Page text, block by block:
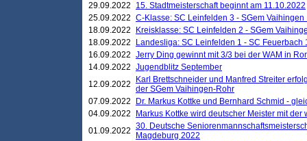
29.09.2022
15. Stadtmeisterschaft beginnt am 11.10.2022
25.09.2022 C-Klasse: SC Leinfelden 3 - SGem Vaihingen
18.09.2022
Kreisklasse: SC Leinfelden 2 - SGem
18.09.2022
Landesliga: SC Leinfelden 1 - SC Feuerbach
16.09.2022 Jerry Ding gewinnt mit 3/3 bei der WAM in
14.09.2022 Jugendblitz September
12.09.2022
Karl Brettschneider und Manfred Streiter
der SGem Vaihingen-Rohr
07.09.2022
Dr. Markus Kottke und Bernhard Schmid -
04.09.2022
Markus Kottke wird deutscher Meister mit
01.09.2022 30. Deutsche
Magdeburg 2022